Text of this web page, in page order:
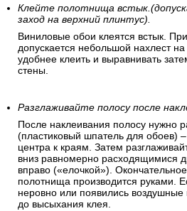
Клейте полотнища
заход на верхний плинтус).
Виниловые обои клеятся встык.
допускается небольшой нахлест
удобнее клеить и выравнивать
стены.
Разглаживайте полосу после
После наклеивания полосу нужно
(пластиковый шпатель для обоев)
центра к краям. Затем
вниз равномерно расходящимися
вправо («елочкой»).
полотнища производится руками.
неровно или появились воздушные
до высыхания клея.